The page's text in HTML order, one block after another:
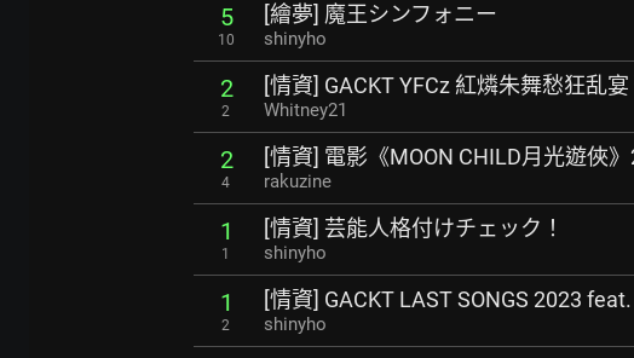
5
10
[繪夢] 魔王シンフォニー
shinyho
2
2
[情資] GACKT YFCz 紅燐朱舞愁狂乱
Whitney21
2
4
[情資] 電影《MOON CHILD月光遊俠
rakuzine
1
1
[情資] 芸能人格付けチェック！
shinyho
1
2
[情資] GACKT LAST SONGS 2023
shinyho